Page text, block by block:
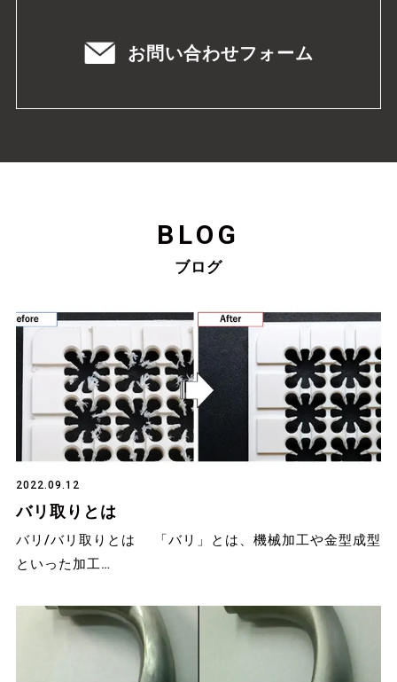
お問い合わせフォーム
BLOG
ブログ
2022.09.12
バリ取りとは
バリ/バリ取りとは 「バリ」とは、機械加工や金型成型
といった加工…